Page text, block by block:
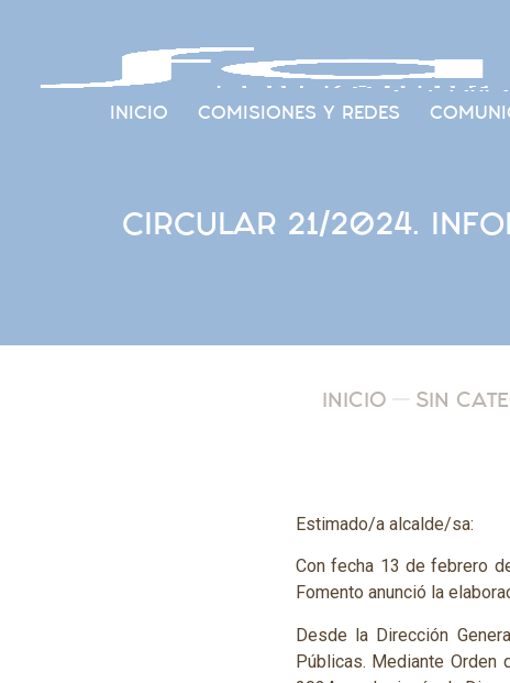
INICIO COMISIONES Y REDES
CIRCULAR 21/2024.
INICIO SIN
Estimado/a alcalde/sa:
Con fecha 13 de febrero
Fomento anunció la
Desde la Dirección
Públicas. Mediante